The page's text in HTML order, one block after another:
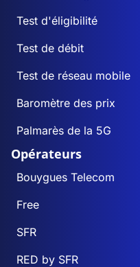
Test d'éligibilité
Test de débit
Test de réseau mobile
Baromètre des prix
Palmarès de la 5G
Opérateurs
Bouygues Telecom
Free
SFR
RED by SFR